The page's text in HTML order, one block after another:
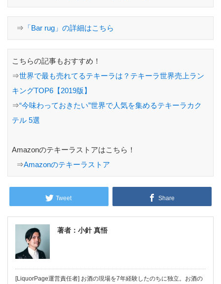
⇒ 「Bar rug」の詳細はこちら
こちらの記事もおすすめ！
⇒世界で最も売れてるテキーラは？テキーラ世界売上ラン
キングTOP6【2019版】
⇒“今味わっておきたい”世界で人気を集めるテキーラカク
テル 5選
Amazonのテキーラストアはこちら！
⇒Amazonのテキーラストア
Tweet Share
著者：小針 真悟
[LiquorPage運営責任者] お酒の現場を7年経験したのちに独立。お酒の